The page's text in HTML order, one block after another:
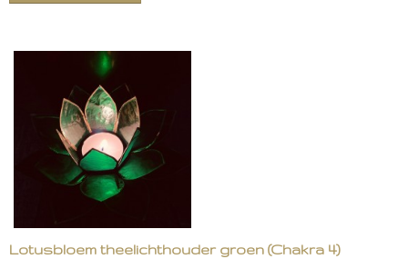
Lotusbloem theelichthouder groen (Chakra 4)